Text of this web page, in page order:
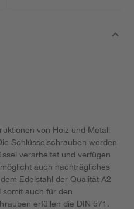
von Holz und Metall
Schlüsselschrauben werden
verarbeitet und verfügen
auch nachträgliches
Edelstahl der Qualität A2
auch für den
erfüllen die DIN 571.